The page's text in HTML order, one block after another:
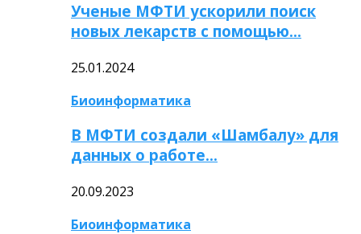
Ученые МФТИ ускорили поиск
новых лекарств с помощью…
25.01.2024
Биоинформатика
В МФТИ создали «Шамбалу» для
данных о работе…
20.09.2023
Биоинформатика